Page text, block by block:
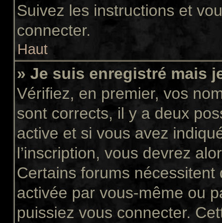
Suivez les instructions et
connecter.
Haut
» Je suis enregistré mais
Vérifiez, en premier, vos
sont corrects, il y a deux
active et si vous avez
l’inscription, vous devrez
Certains forums
activée par vous-même ou
puissiez vous connecter.